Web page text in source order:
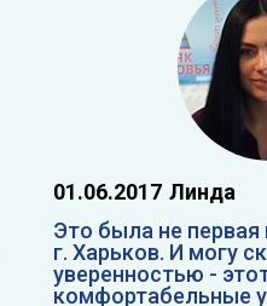
01.06.2017 Линда
Это была не
г. Харьков. И могу
уверенностью -
комфортабельные